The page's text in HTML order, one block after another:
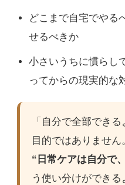
どこまで自宅でやる
せるべきか
小さいうちに慣らし
ってからの現実的な
「自分で全部でき
目的ではありません。
“日常ケアは自分で
う使い分けができ